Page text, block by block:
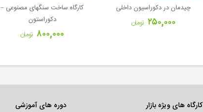
چیدمان در دکوراسیون داخلی
۲۵۰,۰۰۰تومان
کارگاه ساخت سنگهای مصنوعی –
دکوراستون
۸۰۰,۰۰۰تومان
کارگاه های ویژه بازار دوره های آموزشی